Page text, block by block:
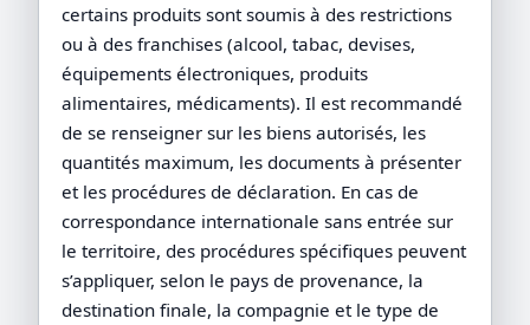
certains produits sont soumis à des restrictions
ou à des franchises (alcool, tabac, devises,
équipements électroniques, produits
alimentaires, médicaments). Il est recommandé
de se renseigner sur les biens autorisés, les
quantités maximum, les documents à présenter
et les procédures de déclaration. En cas de
correspondance internationale sans entrée sur
le territoire, des procédures spécifiques peuvent
s’appliquer, selon le pays de provenance, la
destination finale, la compagnie et le type de